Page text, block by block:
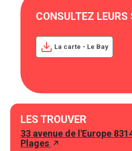
CONSULTEZ LEURS
La carte - Le Bay
LES TROUVER
33 avenue de l'Europe
Plages